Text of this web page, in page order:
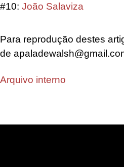
#10: João Salaviza
Para reprodução destes
de
Arquivo interno